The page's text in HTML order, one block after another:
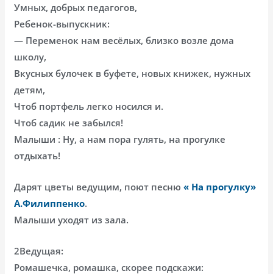
Умных, добрых педагогов,
Ребенок-выпускник:
— Переменок нам весёлых, близко возле дома
школу,
Вкусных булочек в буфете, новых книжек, нужных
детям,
Чтоб портфель легко носился и.
Чтоб садик не забылся!
Малыши : Ну, а нам пора гулять, на прогулке
отдыхать!
Дарят цветы ведущим, поют песню« На прогулку»
А.Филиппенко.
Малыши уходят из зала.
2Ведущая:
Ромашечка, ромашка, скорее подскажи: